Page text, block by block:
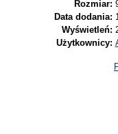
Rozmiar:
Data dodania:
Wyświetleń:
Użytkownicy: